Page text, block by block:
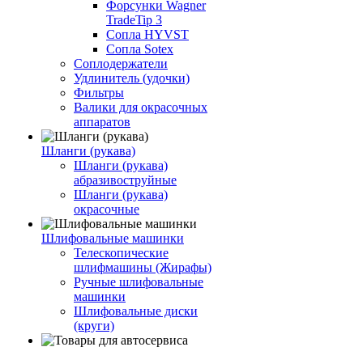
Форсунки Wagner
TradeTip 3
Сопла HYVST
Сопла Sotex
Соплодержатели
Удлинитель (удочки)
Фильтры
Валики для окрасочных
аппаратов
Шланги (рукава)
Шланги (рукава)
абразивоструйные
Шланги (рукава)
окрасочные
Шлифовальные машинки
Телескопические
шлифмашины (Жирафы)
Ручные шлифовальные
машинки
Шлифовальные диски
(круги)